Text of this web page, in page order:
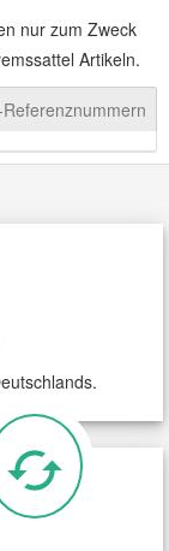
nur zum Zweck
Artikeln.